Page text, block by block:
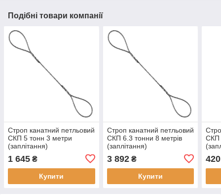
Подібні товари компанії
Строп канатний петльовий
СКП 5 тонн 3 метри
(заплітання)
1 645 ₴
Купити
Строп канатний петльовий
СКП 6.3 тонни 8 метрів
(заплітання)
3 892₴
Купити
СКП
420